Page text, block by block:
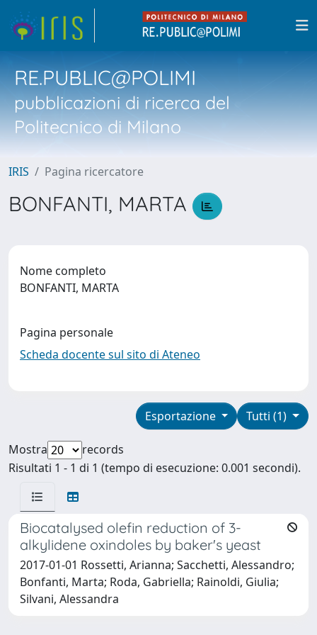
RE.PUBLIC@POLIMI
pubblicazioni di ricerca del
Politecnico di Milano
IRIS Pagina ricercatore
BONFANTI, MARTA
Nome completo
BONFANTI, MARTA
Pagina personale
Scheda docente sul sito di Ateneo
Tutti (1)
Esportazione
Mostra
records
Risultati 1 - 1 di 1 (tempo di esecuzione: 0.001 secondi).
Biocatalysed olefin reduction of 3-
alkylidene oxindoles by baker's yeast
2017-01-01 Rossetti, Arianna; Sacchetti, Alessandro;
Bonfanti, Marta; Roda, Gabriella; Rainoldi, Giulia;
Silvani, Alessandra